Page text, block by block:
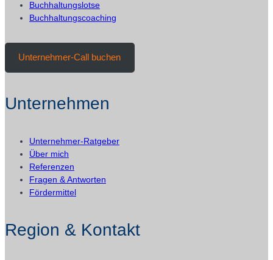
Buchhaltungslotse
Buchhaltungscoaching
Unternehmer-Call buchen
Unternehmen
Unternehmer-Ratgeber
Über mich
Referenzen
Fragen & Antworten
Fördermittel
Region & Kontakt